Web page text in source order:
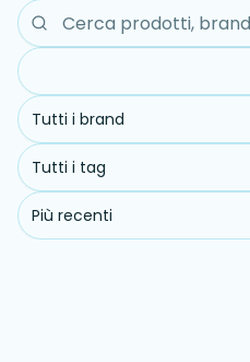
Tutti i brand
Tutti i tag
Più recenti